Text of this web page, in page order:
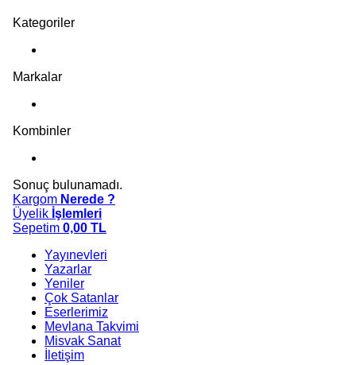
Kategoriler
Markalar
Kombinler
Sonuç bulunamadı.
Kargom Nerede ?
Üyelik İşlemleri
Sepetim 0,00 TL
Yayınevleri
Yazarlar
Yeniler
Çok Satanlar
Eserlerimiz
Mevlana Takvimi
Misvak Sanat
İletişim